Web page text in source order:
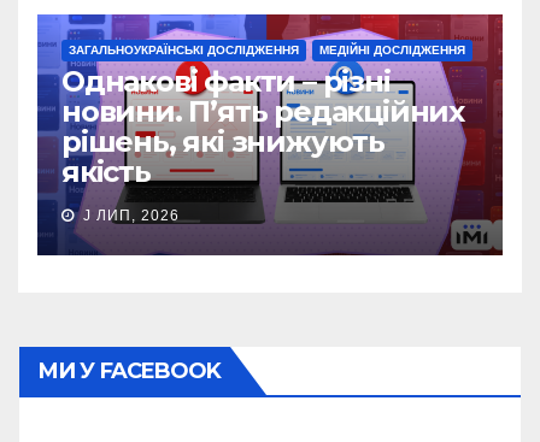
ЗАГАЛЬНОУКРАЇНСЬКІ ДОСЛІДЖЕННЯ МЕДІЙНІ ДОСЛІДЖЕННЯ
Однакові факти – різні
новини. П’ять редакційних
рішень, які знижують
якість
J ЛИП, 2026
МИ У FACEBOOK